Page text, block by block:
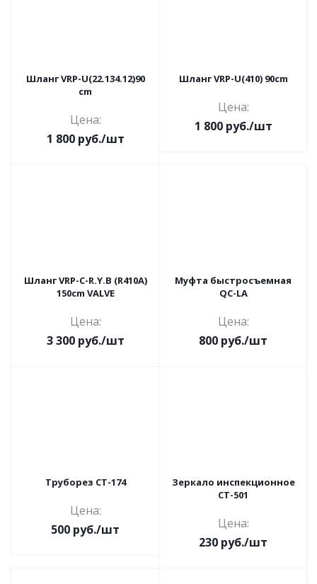
Шланг VRP-U(22.134.12)90
cm
Цена:
1 800руб./шт
Шланг VRP-U(410) 90cm
Цена:
1 800руб./шт
Шланг VRP-C-R.Y.B (R410A)
150cm VALVE
Цена:
3 300руб./шт
Муфта быстросъемная
QC-LA
Цена:
800 руб./шт
Труборез СТ-174
Цена:
500 руб./шт
Зеркало инспекционное
СТ-501
Цена:
230 руб./шт